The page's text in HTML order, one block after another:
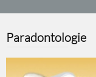
Paradontologie